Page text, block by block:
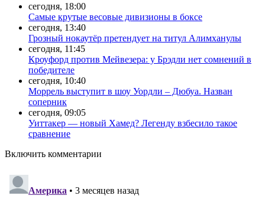
сегодня, 18:00
Самые крутые весовые дивизионы в боксе
сегодня, 13:40
Грозный нокаутёр претендует на титул Алимханулы
сегодня, 11:45
Кроуфорд против Мейвезера: у Брэдли нет сомнений в
победителе
сегодня, 10:40
Моррель выступит в шоу Уордли – Дюбуа. Назван
соперник
сегодня, 09:05
Уиттакер — новый Хамед? Легенду взбесило такое
сравнение
Включить комментарии